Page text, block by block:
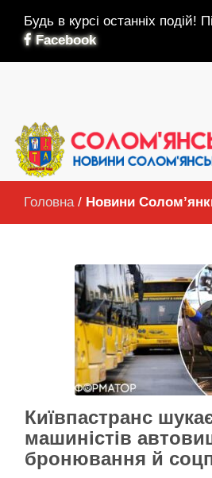
Будь в курсі останніх подій!
Facebook
Головна / Новини
Активісти району
Київпастранс
машиністів
бронювання й